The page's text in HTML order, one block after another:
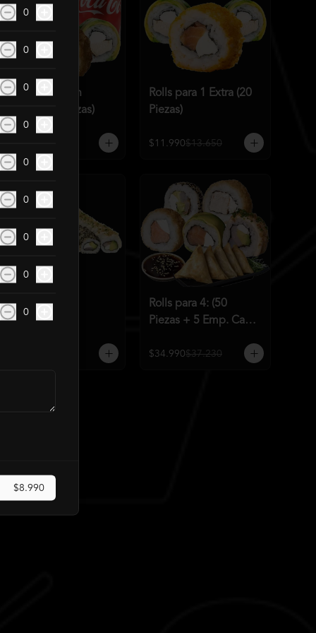
Rolls para 1 con
bebida (15 Piezas)
Rolls para 1 Extra (20
Piezas)
$11.990$13.650
Rolls para 3 (50
Piezas)
Rolls para 4: (50
Piezas + 5 Emp. Cam
$34.990$37.230
0
0
0
0
0
0
0
0
0
$8.990